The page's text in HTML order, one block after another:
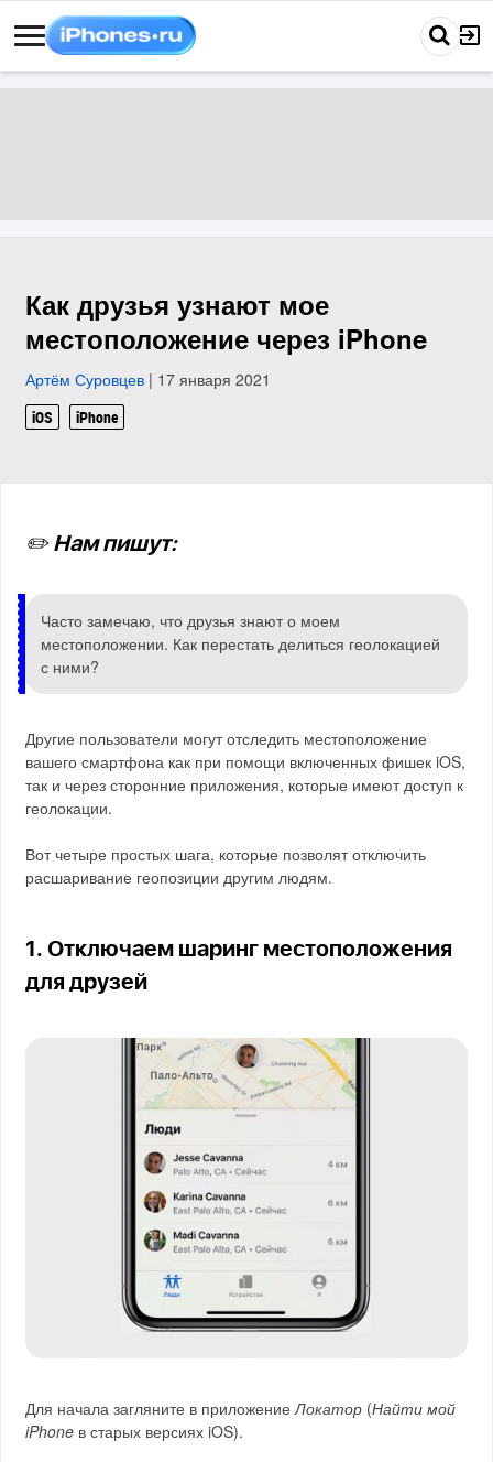
Как друзья узнают мое
местоположение через iPhone
Артём Суровцев | 17 января 2021
iOS iPhone
✏️ Нам пишут:
Часто замечаю, что друзья знают о моем
местоположении. Как перестать делиться геолокацией
с ними?
Другие пользователи могут отследить местоположение
вашего смартфона как при помощи включенных фишек iOS,
так и через сторонние приложения, которые имеют доступ к
геолокации.
Вот четыре простых шага, которые позволят отключить
расшаривание геопозиции другим людям.
1. Отключаем шаринг местоположения
для друзей
Для начала загляните в приложениеЛокатор (Найти мой
iPhone в старых версиях iOS).